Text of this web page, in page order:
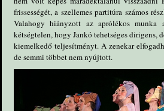
frissességét, a szellemes partitúra számos
Valahogy hiányzott az aprólékos munka
kétségtelen, hogy Jankó tehetséges dirigens,
kiemelkedő teljesítményt. A zenekar
de semmi többet nem nyújtott.